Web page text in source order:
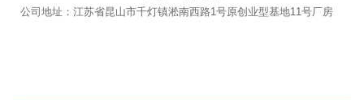
公司地址：江苏省昆山市千灯镇淞南西路1号原创业型基地11号厂房